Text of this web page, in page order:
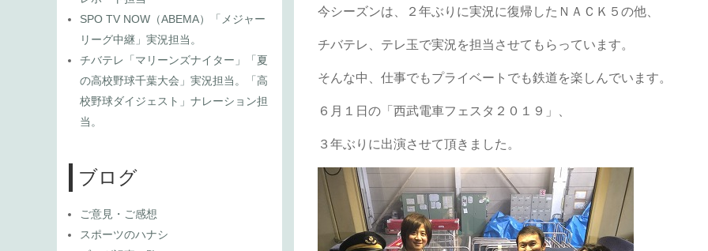
SPO TV NOW（ABEMA）「メジャー
リーグ中継」実況担当。
チバテレ「マリーンズナイター」「夏
の高校野球千葉大会」実況担当。「高
校野球ダイジェスト」ナレーション担
当。
ブログ
ご意見・ご感想
スポーツのハナシ
今シーズンは、２年ぶりに実況に復帰したＮＡＣＫ５の他、
チバテレ、テレ玉で実況を担当させてもらっています。
そんな中、仕事でもプライベートでも鉄道を楽しんでいます。
６月１日の「西武電車フェスタ２０１９」、
３年ぶりに出演させて頂きました。